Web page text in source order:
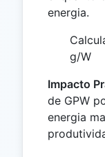
energia.
g/W
Impacto
de GPW
energia